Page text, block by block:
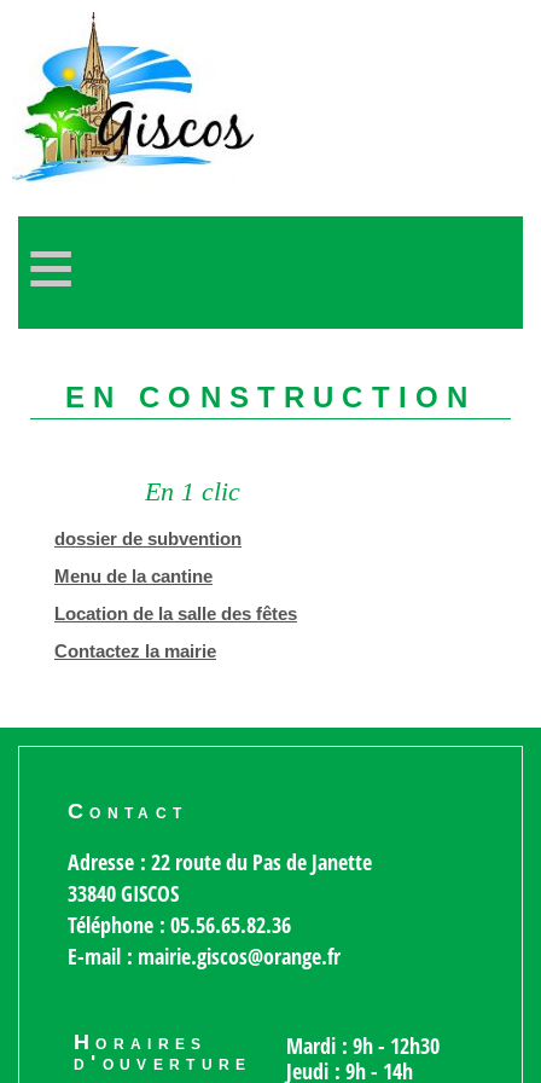
≡
EN CONSTRUCTION
En 1 clic
dossier de subvention
Menu de la cantine
Location de la salle des fêtes
Contactez la mairie
Contact
Adresse : 22 route du Pas de Janette
33840 GISCOS
Téléphone : 05.56.65.82.36
E-mail : mairie.giscos@orange.fr
Horaires
d'ouverture
Mardi : 9h - 12h30
Jeudi : 9h - 14h